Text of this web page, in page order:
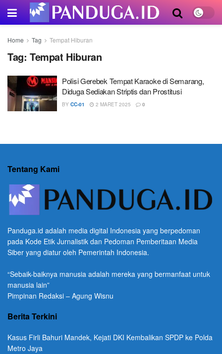
Home Tag Tempat Hiburan
Tag: Tempat Hiburan
Polisi Gerebek Tempat Karaoke di Semarang,
Diduga Sediakan Striptis dan Prostitusi
BY CC-01 2 MARET 2025 0
Tentang Kami
Panduga.id adalah media digital Indonesia yang berpedoman
pada Kode Etik Jurnalistik dan Pedoman Pemberitaan Media
Siber yang diatur oleh Pemerintah Indonesia.
“Sebaik-baiknya manusia adalah mereka yang bermanfaat untuk
manusia lain”
Pimpinan Redaksi – Agung Wisnu
Berita Terkini
Kasus Firli Bahuri Mandek, Kejati DKI Kembalikan SPDP ke Polda
Metro Jaya